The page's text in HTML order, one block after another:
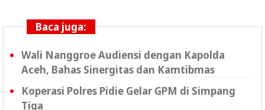
Baca juga:
Wali Nanggroe Audiensi dengan Kapolda
Aceh, Bahas Sinergitas dan Kamtibmas
Koperasi Polres Pidie Gelar GPM di Simpang
Tiga